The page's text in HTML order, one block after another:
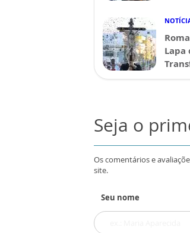
Lapa
Seja o
Os comentários e
site.
Seu nome